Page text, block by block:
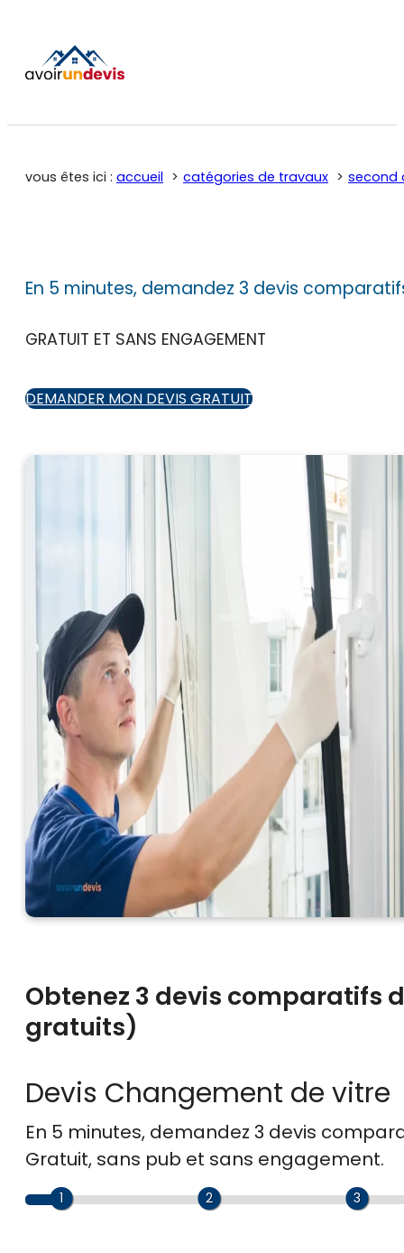
vous êtes ici : accueil catégories de travaux second
En 5 minutes, demandez 3 devis
GRATUIT ET SANS ENGAGEMENT
DEMANDER MON DEVIS GRATUIT
Obtenez 3 devis comparatifs
gratuits)
Devis Changement de vitre
En 5 minutes, demandez 3 devis
Gratuit, sans pub et sans engagement.
1 2 3